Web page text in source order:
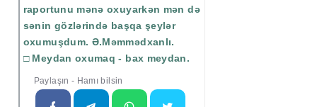
raportunu mənə oxuyarkən mən də
sənin gözlərində başqa şeylər
oxumuşdum. Ə.Məmmədxanlı.
□ Meydan oxumaq - bax meydan.
Paylaşın - Hamı bilsin